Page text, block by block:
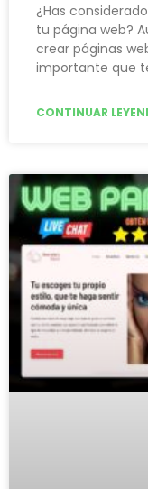
¿Has
tu página web?
crear páginas
importante que
CONTINUAR